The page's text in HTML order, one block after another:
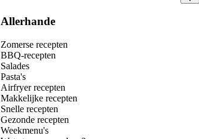
Allerhande
Zomerse recepten
BBQ-recepten
Salades
Pasta's
Airfryer recepten
Makkelijke recepten
Snelle recepten
Gezonde recepten
Weekmenu's